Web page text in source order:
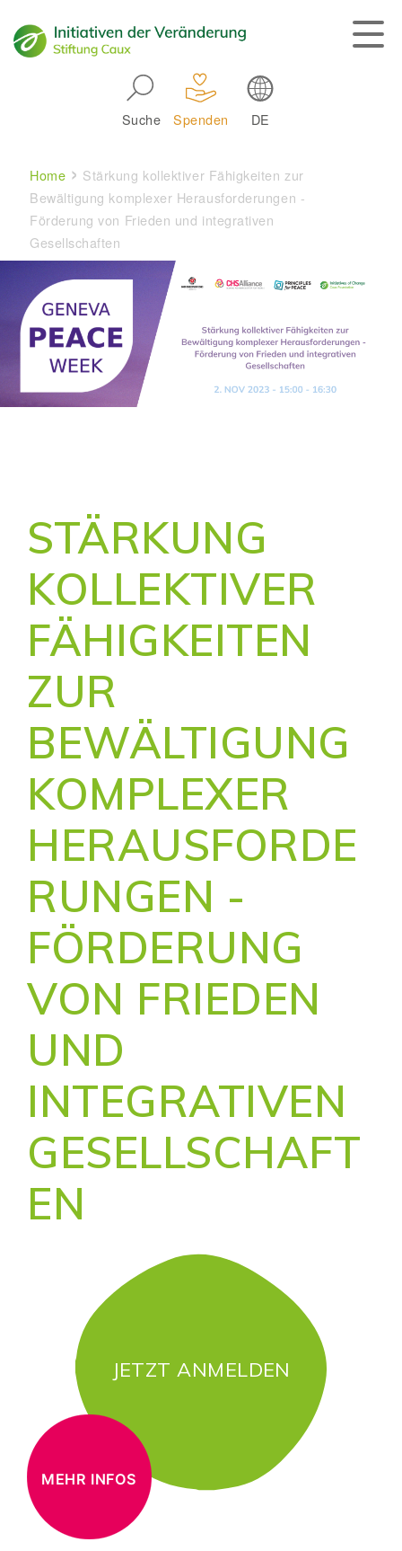
Suche Spenden DE
Breadcrumb
Home
Stärkung kollektiver Fähigkeiten zur
Bewältigung komplexer Herausforderungen -
Förderung von Frieden und integrativen
Gesellschaften
STÄRKUNG
KOLLEKTIVER
FÄHIGKEITEN
ZUR
BEWÄLTIGUNG
KOMPLEXER
HERAUSFORDE
RUNGEN -
FÖRDERUNG
VON FRIEDEN
UND
INTEGRATIVEN
GESELLSCHAFT
EN
JETZT ANMELDEN
MEHR INFOS